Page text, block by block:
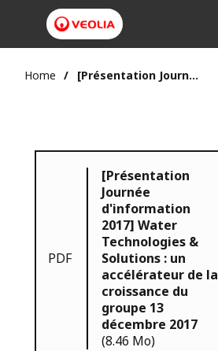
Home [Présentation Journée d'information 2017] Water Technologies & Solutions : un accélérateur de la croissance du groupe 13 décembre 2017
PDF
[Présentation
Journée
d'information
2017] Water
Technologies &
Solutions : un
accélérateur de la
croissance du
groupe 13
décembre 2017
(8.46 Mo)